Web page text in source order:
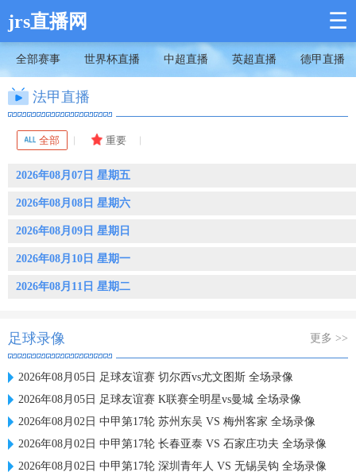
jrs直播网 ☰
全部赛事 世界杯直播 中超直播 英超直播 德甲直播
法甲直播
2026年08月07日 星期五
2026年08月08日 星期六
2026年08月09日 星期日
2026年08月10日 星期一
2026年08月11日 星期二
足球录像 更多 >>
2026年08月05日 足球友谊赛 切尔西vs尤文图斯 全场录像
2026年08月05日 足球友谊赛 K联赛全明星vs曼城 全场录像
2026年08月02日 中甲第17轮 苏州东吴 VS 梅州客家 全场录像
2026年08月02日 中甲第17轮 长春亚泰 VS 石家庄功夫 全场录像
2026年08月02日 中甲第17轮 深圳青年人 VS 无锡吴钩 全场录像